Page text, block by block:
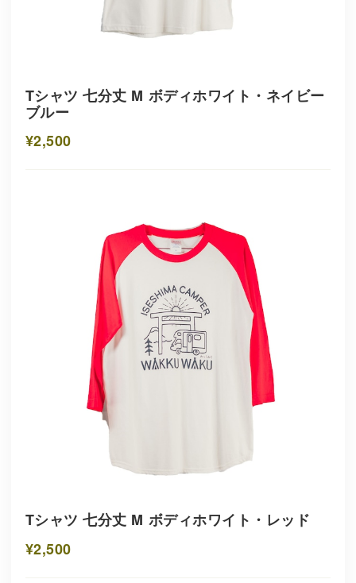
Tシャツ 七分丈 M ボディホワイト・ネイビー
ブルー
¥2,500
Tシャツ 七分丈 M ボディホワイト・レッド
¥2,500